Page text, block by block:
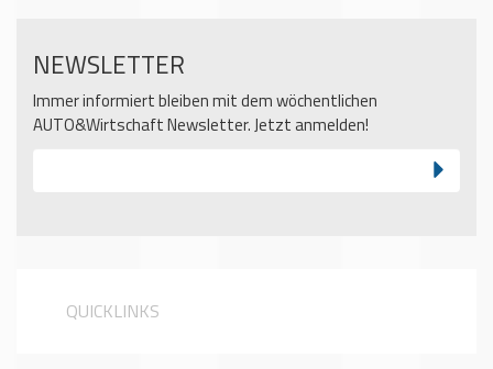
NEWSLETTER
Immer informiert bleiben mit dem wöchentlichen
AUTO&Wirtschaft Newsletter. Jetzt anmelden!
QUICKLINKS